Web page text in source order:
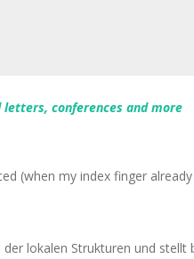
letters, conferences and more
(when my index finger
lokalen Strukturen und